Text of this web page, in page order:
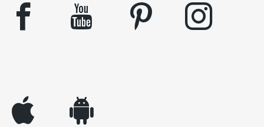
facebook youtube pinterest instagram
appleinc android